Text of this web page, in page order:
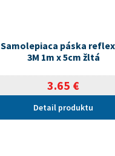
Samolepiaca páska
3M 1m x 5cm žltá
3.65 €
Detail produktu